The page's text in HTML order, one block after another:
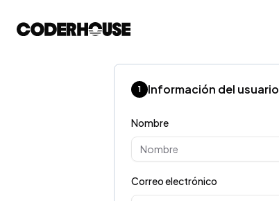
1 Información del usuario
Nombre
Correo electrónico